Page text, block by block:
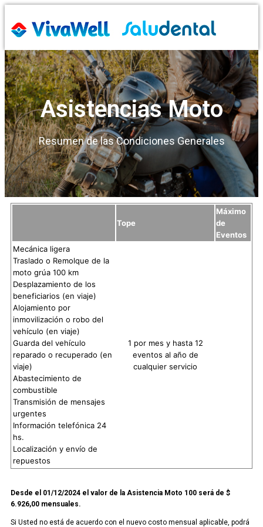
Asistencias Moto
Resumen de las Condiciones Generales
Tope
Máximo
de
Eventos
Mecánica ligera
Traslado o Remolque de la
moto grúa 100 km
Desplazamiento de los
beneficiarios (en viaje)
Alojamiento por
inmovilización o robo del
vehículo (en viaje)
Guarda del vehículo
reparado o recuperado (en
viaje)
Abastecimiento de
combustible
Transmisión de mensajes
urgentes
Información telefónica 24
hs.
Localización y envío de
repuestos
1 por mes y hasta 12
eventos al año de
cualquier servicio
Desde el 01/12/2024 el valor de la Asistencia Moto 100 será de $
6.926,00 mensuales.
Si Usted no está de acuerdo con el nuevo costo mensual aplicable, podrá